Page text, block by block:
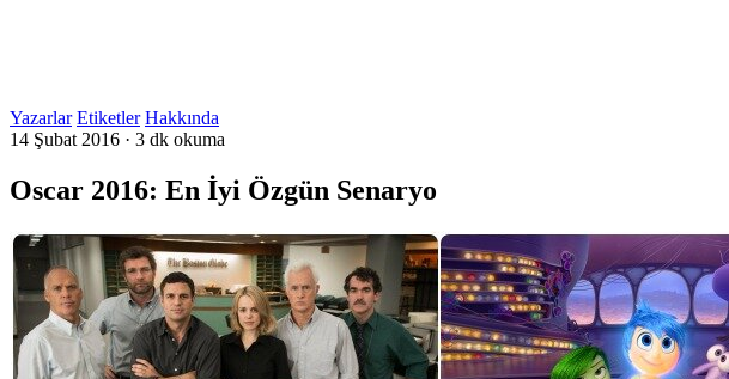
Yazarlar Etiketler Hakkında
14 Şubat 2016 · 3 dk okuma
Oscar 2016: En İyi Özgün Senaryo